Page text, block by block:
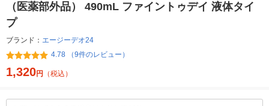
（医薬部外品） 490mL ファイントゥデイ 液体タイ
プ
ブランド： エージーデオ24
4.78 （9件のレビュー）
1,320円 （税込）